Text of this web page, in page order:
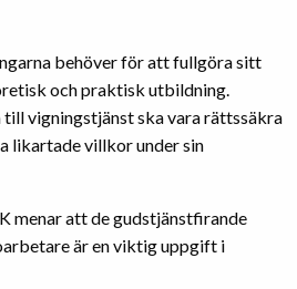
behöver för att fullgöra sitt
och praktisk utbildning.
vigningstjänst ska vara rättssäkra
likartade villkor under sin
menar att de gudstjänstfirande
är en viktig uppgift i